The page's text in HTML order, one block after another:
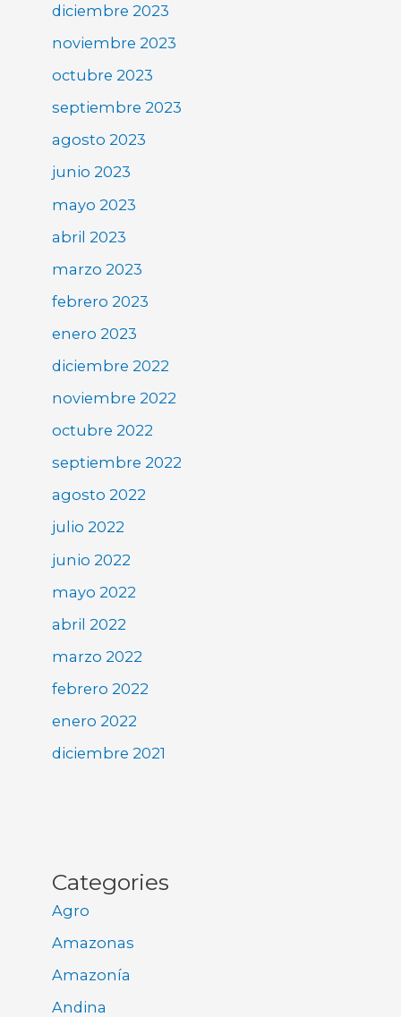
diciembre 2023
noviembre 2023
octubre 2023
septiembre 2023
agosto 2023
junio 2023
mayo 2023
abril 2023
marzo 2023
febrero 2023
enero 2023
diciembre 2022
noviembre 2022
octubre 2022
septiembre 2022
agosto 2022
julio 2022
junio 2022
mayo 2022
abril 2022
marzo 2022
febrero 2022
enero 2022
diciembre 2021
Categories
Agro
Amazonas
Amazonía
Andina